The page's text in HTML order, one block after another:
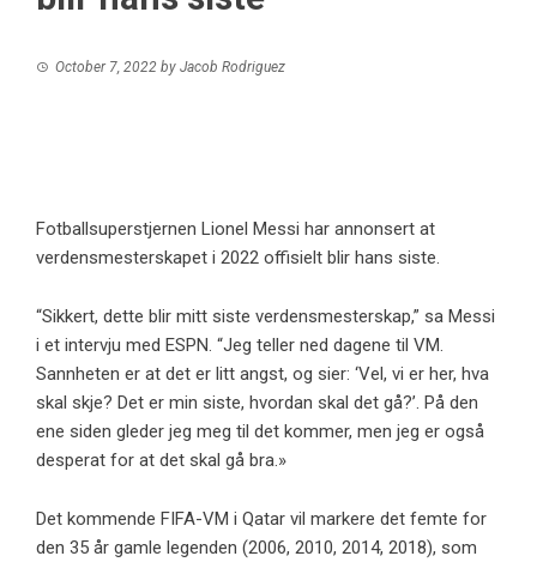
October 7, 2022 by Jacob Rodriguez
Fotballsuperstjernen Lionel Messi har annonsert at
verdensmesterskapet i 2022 offisielt blir hans siste.
“Sikkert, dette blir mitt siste verdensmesterskap,” sa Messi
i et intervju med ESPN. “Jeg teller ned dagene til VM.
Sannheten er at det er litt angst, og sier: ‘Vel, vi er her, hva
skal skje? Det er min siste, hvordan skal det gå?’. På den
ene siden gleder jeg meg til det kommer, men jeg er også
desperat for at det skal gå bra.»
Det kommende FIFA-VM i Qatar vil markere det femte for
den 35 år gamle legenden (2006, 2010, 2014, 2018), som